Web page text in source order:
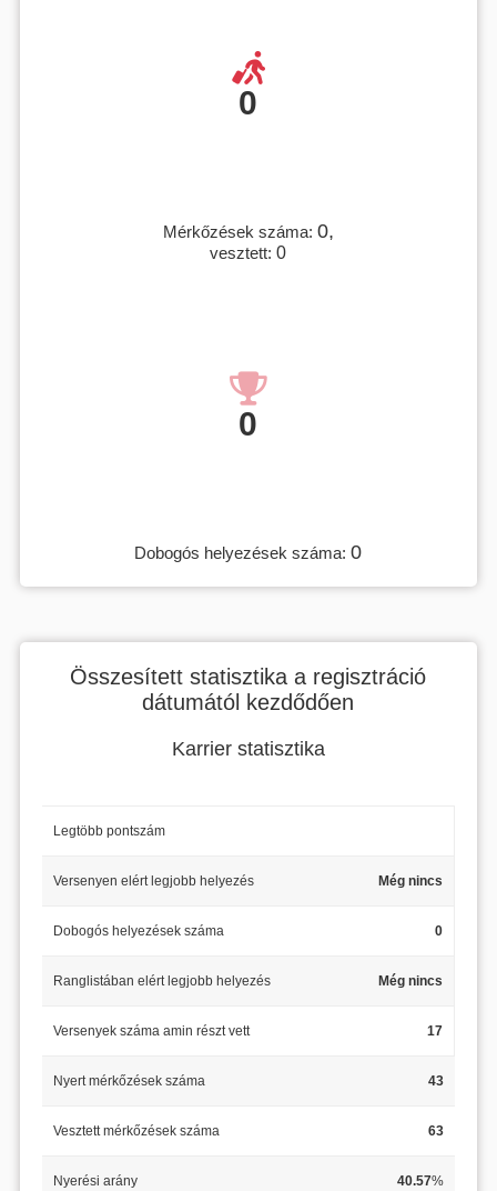
0
Mérkőzések száma: 0,
vesztett:0
0
Dobogós helyezések száma:0
Összesített statisztika a regisztráció
dátumától kezdődően
Karrier statisztika
Legtöbb pontszám
Versenyen elért legjobb helyezés Még nincs
Dobogós helyezések száma 0
Ranglistában elért legjobb helyezés Még nincs
Versenyek száma amin részt vett 17
Nyert mérkőzések száma 43
Vesztett mérkőzések száma 63
Nyerési arány 40.57%